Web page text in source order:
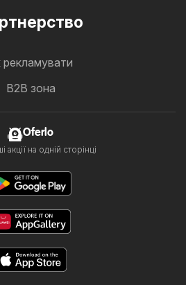
рекламувати
B2B зона
Oferlo
акції на одній сторінці